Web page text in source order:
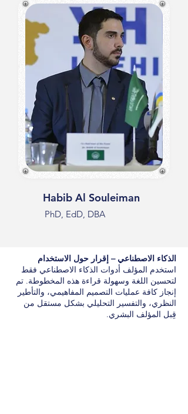
Habib Al Souleiman
PhD, EdD, DBA
الذكاء الاصطناعي – إقرار حول الاستخدام
استخدم المؤلف أدوات الذكاء الاصطناعي فقط
لتحسين اللغة وسهولة قراءة هذه المخطوطة. تم
إنجاز كافة عمليات التصميم المفاهيمي، والتأطير
النظري، والتفسير التحليلي بشكل مستقل من
قِبل المؤلف البشري.